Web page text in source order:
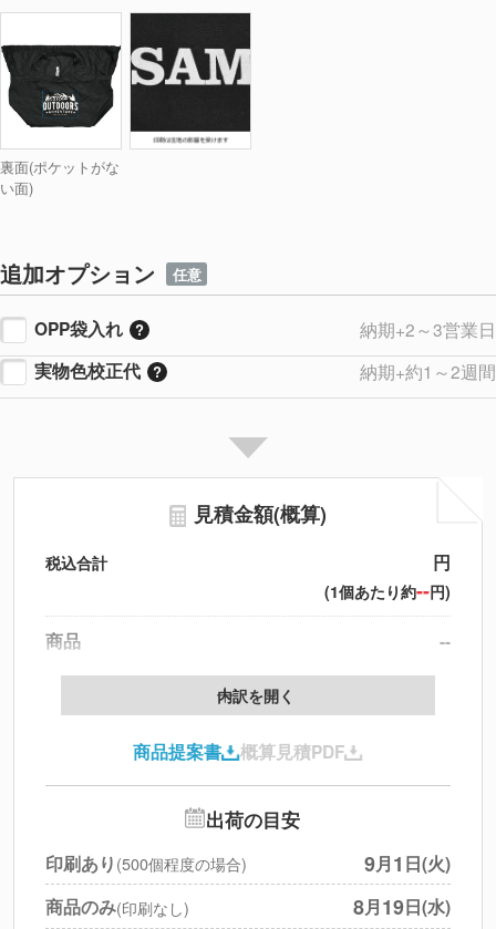
裏面(ポケットがな
い面)
追加オプション 任意
OPP袋入れ
納期+2～3営業日
実物色校正代
納期+約1～2週間
見積金額(概算)
税込合計 円
(1個あたり約--円)
商品
--
製版代
印刷代
北海道・沖縄・離島 別途
円
※上記小計は税別です
内訳を開く
商品提案書 概算見積PDF
出荷の目安
印刷あり (500個程度の場合) 9月1 日(火)
商品のみ(印刷なし) 8月19日(水)